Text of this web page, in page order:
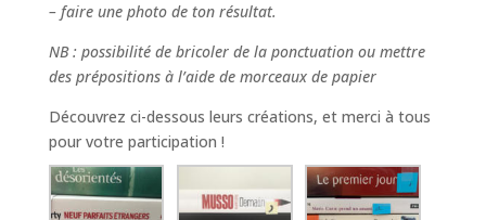
– faire une photo de ton résultat.
NB : possibilité de bricoler de la ponctuation ou mettre
des prépositions à l’aide de morceaux de papier
Découvrez ci-dessous leurs créations, et merci à tous
pour votre participation !